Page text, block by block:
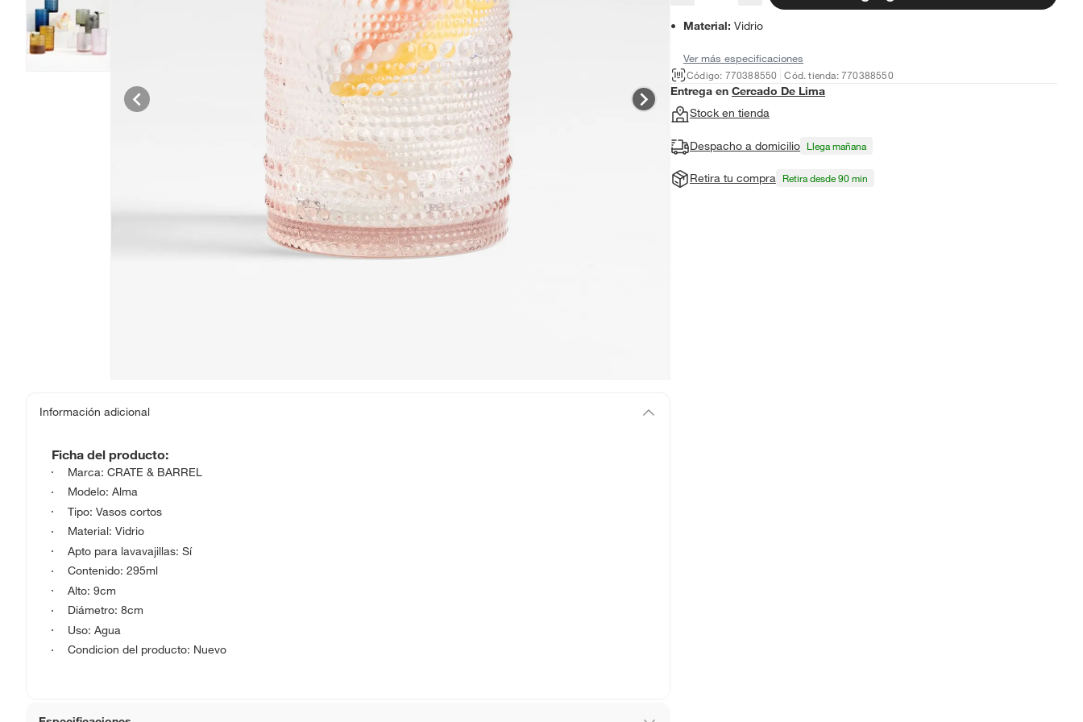
Información adicional
Ficha del producto:
Marca: CRATE & BARREL
Modelo: Alma
Tipo: Vasos cortos
Material: Vidrio
Apto para lavavajillas: Sí
Contenido: 295ml
Alto: 9cm
Diámetro: 8cm
Uso: Agua
Condicion del producto: Nuevo
Material: Vidrio
Ver más especificaciones
Código: 770388550
Cód. tienda: 770388550
Entrega en Cercado De Lima
Stock en tienda
Despacho a domicilio Llega mañana
Retira tu compra Retira desde 90 min